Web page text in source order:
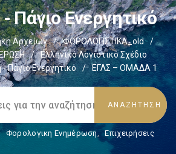
Πάγιο Ενεργητικό
Αρχείων / ΦΟΡΟΛΟΓΙΣΤΙΚΑ_old
/
/
Ελληνικό Λογιστικό Σχέδιο
Πάγιο Ενεργητικό / ΕΓΛΣ – ΟΜΑΔΑ 1
Φορολογικη Ενημέρωση, Επιχειρήσεις